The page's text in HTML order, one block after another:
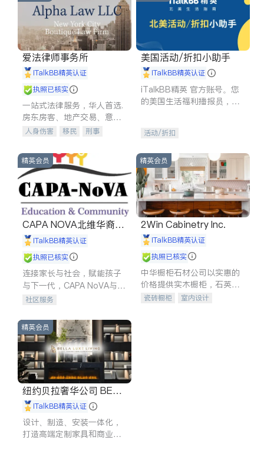
爱法律师事务所
iTalkBB精英认证
执照已核实
一站式法律服务，华人首选.
房东房客、地产交易、意外
伤害、车祸重伤、商业诉
建筑合同、刑事案件全包办
人身伤害 移民
刑事
信托/遗嘱
商业
索赔
律师-其它 保释
美国活动/折扣小助手
iTalkBB精英认证
iTalkBB精英 官方账号。您
的美国生活福利播报员，精
专属福利。
活动/折扣
精英会员
CAPA NOVA北维华裔家
长会iTalkBB精英认证
执照已核实
连接家长与社会，赋能孩子
与下一代，CAPA NoVA与您
携手建设包容、公平、充满
社区服务
精英会员
2Win Cabinetry Inc.
iTalkBB精英认证
执照已核实
中华橱柜石材公司以实惠的
价格提供实木橱柜，石英石
台面，多种优质不锈钢水
瓷砖橱柜
室内设计
精英会员
纽约贝拉奢华公司 BELL
A LUXE
iTalkBB精英认证
设计、制造、安装一体化，
打造高端定制家具和商业空